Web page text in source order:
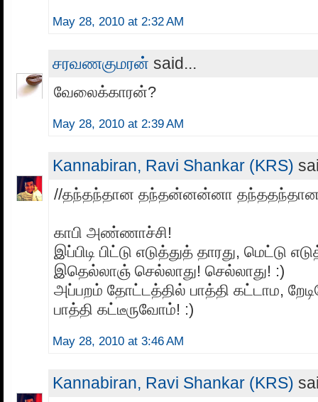
May 28, 2010 at 2:32 AM
சரவணகுமரன் said...
வேலைக்காரன்?
May 28, 2010 at 2:39 AM
Kannabiran, Ravi Shankar (KRS)
//தந்தந்தான தந்தன்னன்னா
காபி அண்ணாச்சி!
இப்பிடி பிட்டு எடுத்துத் தாரது, மெட்டு
இதெல்லாஞ் செல்லாது! செல்லாது! :)
அப்பறம் தோட்டத்தில் பாத்தி கட்டாம,
பாத்தி கட்டீருவோம்! :)
May 28, 2010 at 3:46 AM
Kannabiran, Ravi Shankar (KRS)